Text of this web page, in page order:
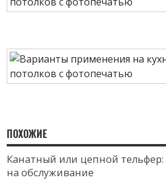
ПОХОЖИЕ
Канатный или цепной тельфер:
на обслуживание